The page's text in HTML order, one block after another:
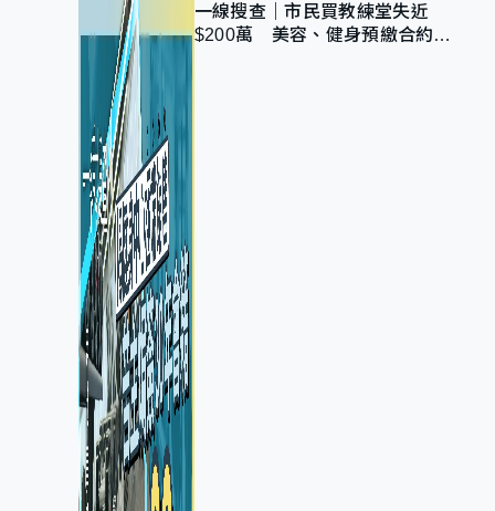
一線搜查｜市民買教練堂失近
$200萬 美容、健身預繳合約擬